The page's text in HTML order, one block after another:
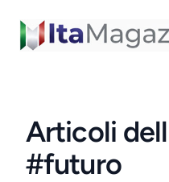
ItaMagazine
Articoli
#futuro